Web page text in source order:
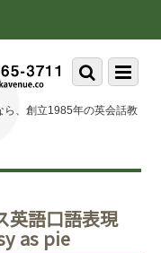
ら、創立1985年の英会話教
Menu
Scroll
down
to
英語口語表現
as pie